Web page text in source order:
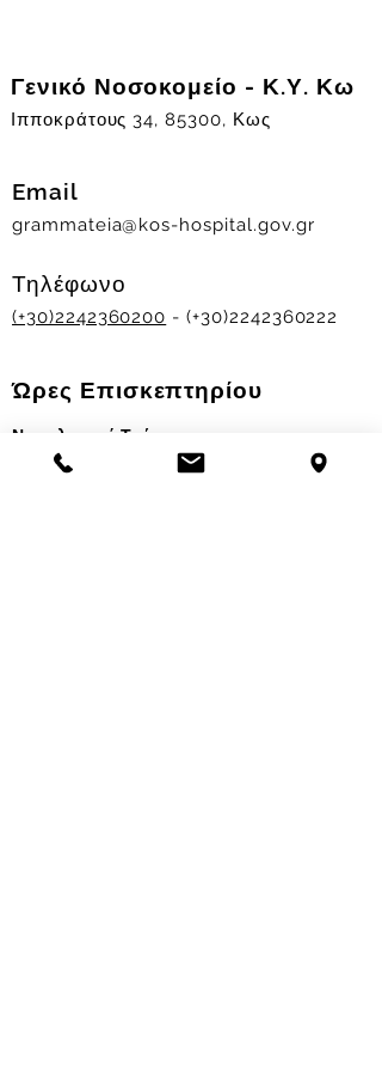
Γενικό Νοσοκομείο - Κ.Υ. Κω
Ιπποκράτους 34, 85300, Κως
Email
grammateia@kos-hospital.gov.gr
Τηλέφωνο
(+30)2242360200 - (+30)2242360222
Ώρες Επισκεπτηρίου
Νοσηλευτικά Τμήματα
Χειμερινό ωράριο: 11.00-13.00
17.30-19.30